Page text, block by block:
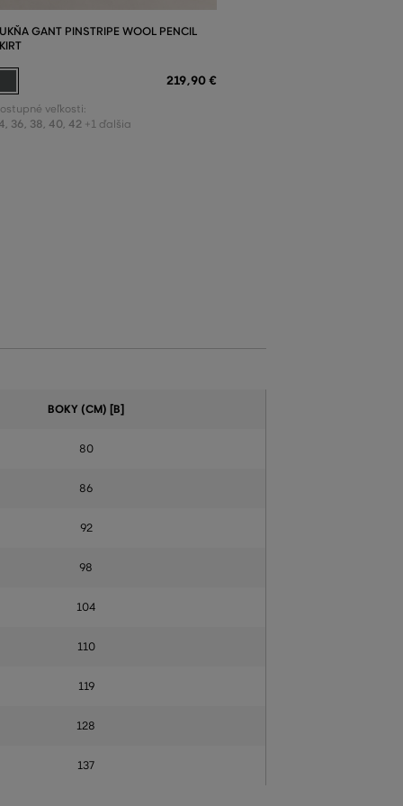
GANT PINSTRIPE WOOL PENCIL
219,90 €
veľkosti:
, 36, 38, 40, 42 +1 ďalšia
BOKY (CM) [B]
80
86
92
98
104
110
119
128
137